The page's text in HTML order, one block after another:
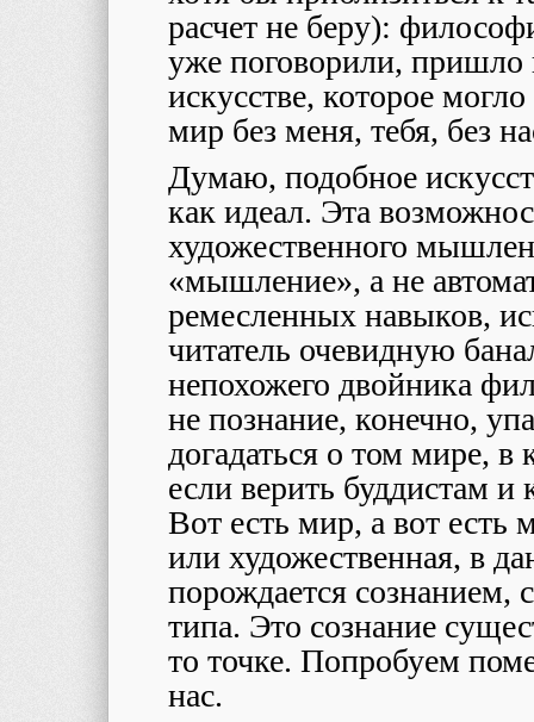
расчет не беру):
уже поговорили, пришло
искусстве, которое
мир без меня, тебя, без
Думаю, подобное
как идеал. Эта
художественного
«мышление», а не
ремесленных навыков,
читатель очевидную
непохожего двойника
не познание, конечно,
догадаться о том мире,
если верить буддистам
Вот есть мир, а вот
или художественная, в
порождается сознанием,
типа. Это сознание
то точке. Попробуем
нас.